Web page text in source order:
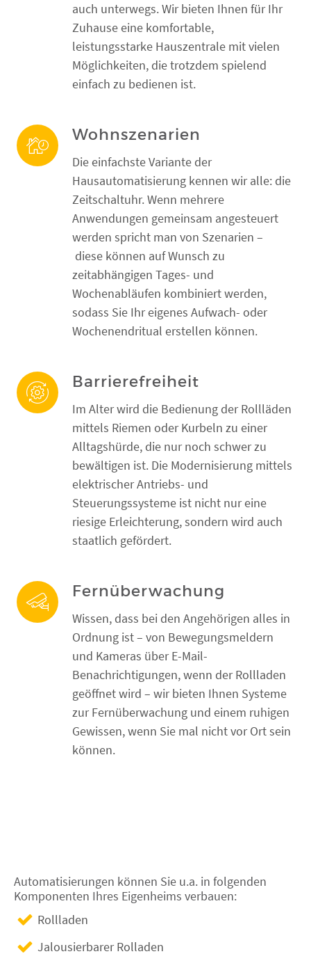
auch unterwegs. Wir bieten Ihnen für Ihr
Zuhause eine komfortable,
leistungsstarke Hauszentrale mit vielen
Möglichkeiten, die trotzdem spielend
einfach zu bedienen ist.
Wohnszenarien
Die einfachste Variante der
Hausautomatisierung kennen wir alle: die
Zeitschaltuhr. Wenn mehrere
Anwendungen gemeinsam angesteuert
werden spricht man von Szenarien –
diese können auf Wunsch zu
zeitabhängigen Tages- und
Wochenabläufen kombiniert werden,
sodass Sie Ihr eigenes Aufwach- oder
Wochenendritual erstellen können.
Barrierefreiheit
Im Alter wird die Bedienung der Rollläden
mittels Riemen oder Kurbeln zu einer
Alltagshürde, die nur noch schwer zu
bewältigen ist. Die Modernisierung mittels
elektrischer Antriebs- und
Steuerungssysteme ist nicht nur eine
riesige Erleichterung, sondern wird auch
staatlich gefördert.
Fernüberwachung
Wissen, dass bei den Angehörigen alles in
Ordnung ist – von Bewegungsmeldern
und Kameras über E-Mail-
Benachrichtigungen, wenn der Rollladen
geöffnet wird – wir bieten Ihnen Systeme
zur Fernüberwachung und einem ruhigen
Gewissen, wenn Sie mal nicht vor Ort sein
können.
Automatisierungen können Sie u.a. in folgenden
Komponenten Ihres Eigenheims verbauen:
Rollladen
Jalousierbarer Rolladen